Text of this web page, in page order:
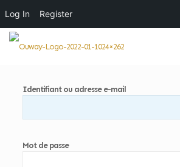
Identifiant ou adresse e-mail
Mot de passe
Log In Register